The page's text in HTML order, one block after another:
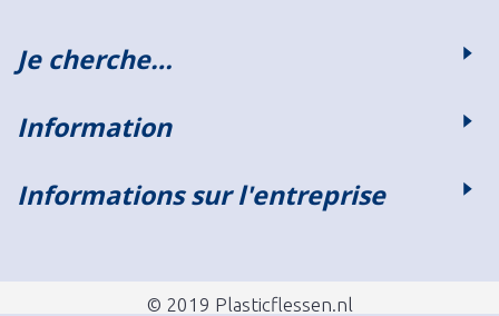
Je cherche…
Information
Informations sur l'entreprise
© 2019 Plasticflessen.nl